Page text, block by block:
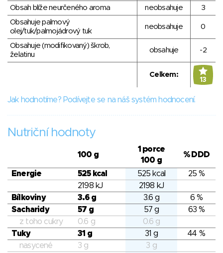
Obsah blíže neurčeného aroma
neobsahuje
3
Obsahuje palmový
olej/tuk/palmojádrový tuk
neobsahuje 0
Obsahuje (modifikovaný) škrob,
želatinu
obsahuje -2
Celkem:
13
Jak hodnotíme? Podívejte se na náš systém hodnocení.
Nutriční hodnoty
100 g
1 porce
100 g
% DDD
Energie 525 kcal 525 kcal
25 %
2198 kJ
2198 kJ
Bílkoviny
3.6 g 3.6 g
6 %
Sacharidy
57 g 57 g
63 %
z toho cukry
0.6 g
0.6 g
Tuky
31 g 31 g
44 %
nasycené
3 g
3 g